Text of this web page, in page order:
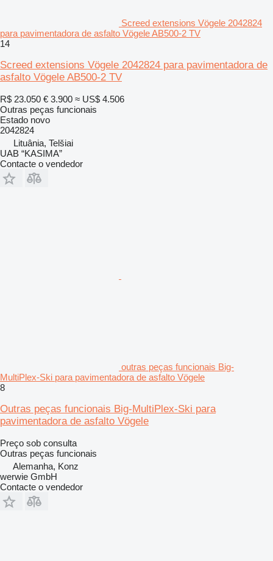
Screed extensions Vögele 2042824
para pavimentadora de asfalto Vögele AB500-2 TV
14
Screed extensions Vögele 2042824 para pavimentadora de
asfalto Vögele AB500-2 TV
R$ 23.050 € 3.900 ≈ US$ 4.506
Outras peças funcionais
Estado novo
2042824
Lituânia, Telšiai
UAB “KASIMA”
Contacte o vendedor
outras peças funcionais Big-
MultiPlex-Ski para pavimentadora de asfalto Vögele
8
Outras peças funcionais Big-MultiPlex-Ski para
pavimentadora de asfalto Vögele
Preço sob consulta
Outras peças funcionais
Alemanha, Konz
werwie GmbH
Contacte o vendedor